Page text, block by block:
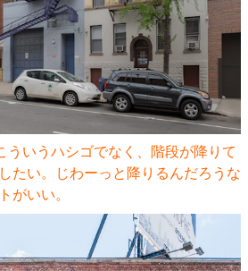
ういうハシゴでなく、階段が降りて
たい。じわーっと降りるんだろうな
がいい。